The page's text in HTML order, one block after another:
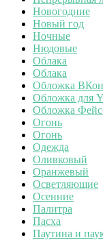
Новогодние
Новый год
Ночные
Нюдовые
Облака
Облака
Обложка
Обложка для
Обложка
Огонь
Огонь
Одежда
Оливковый
Оранжевый
Осветляющие
Осенние
Палитра
Пасха
Паутина и